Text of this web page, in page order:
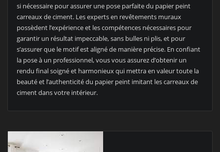
si nécessaire pour assurer une pose parfaite du papier peint
carreaux de ciment. Les experts en revêtements muraux
possèdent l’expérience et les compétences nécessaires pour
garantir un résultat impeccable, sans bulles ni plis, et pour
s’assurer que le motif est aligné de manière précise. En confiant
la pose à un professionnel, vous vous assurez d’obtenir un
rendu final soigné et harmonieux qui mettra en valeur toute la
beauté et l’authenticité du papier peint imitant les carreaux de
ciment dans votre intérieur.